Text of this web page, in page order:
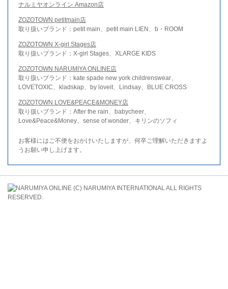
ナルミヤオンライン Amazon店
ZOZOTOWN petitmain店
取り扱いブランド：petit main、petit main LIEN、b・ROOM
ZOZOTOWN X-girl Stages店
取り扱いブランド：X-girl Stages、XLARGE KIDS
ZOZOTOWN NARUMIYA ONLINE店
取り扱いブランド：kate spade new york childrenswear、
LOVETOXIC、kladskap、by loveit、Lindsay、BLUE CROSS
ZOZOTOWN LOVE&PEACE&MONEY店
取り扱いブランド：After the rain、babycheer、
Love&Peace&Money、sense of wonder、キリンのソフィ
お客様にはご不便をおかけいたしますが、何卒ご理解いただきますよ
うお願い申し上げます。